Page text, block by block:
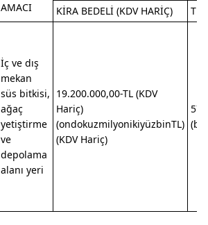
AMACI
KİRA BEDELİ (KDV HARİÇ)
İç ve dış
mekan
süs bitkisi,
ağaç
yetiştirme
ve
depolama
alanı yeri
19.200.000,00-TL (KDV
Hariç)
(ondokuzmilyonikiyüzbinTL)
(KDV Hariç)